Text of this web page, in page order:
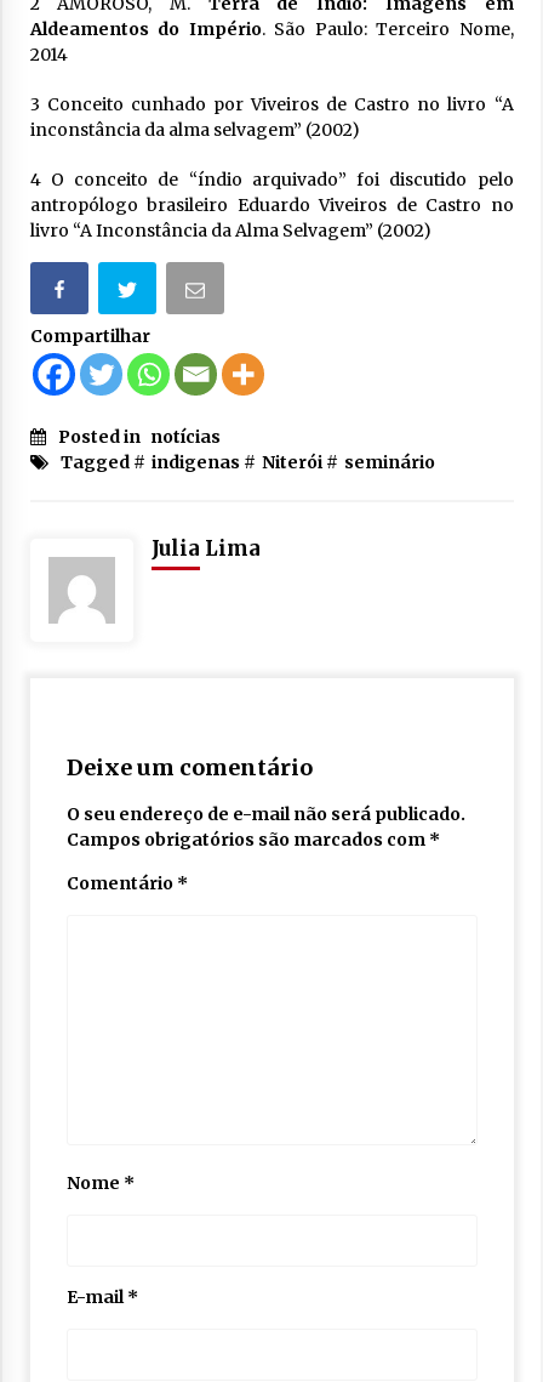
Aldeamentos do Império. São Paulo: Terceiro Nome,
2014
3 Conceito cunhado por Viveiros de Castro no livro “A
inconstância da alma selvagem” (2002)
4 O conceito de “índio arquivado” foi discutido pelo
antropólogo brasileiro Eduardo Viveiros de Castro no
livro “A Inconstância da Alma Selvagem” (2002)
Compartilhar
Posted in notícias
Tagged # indigenas # Niterói# seminário
Julia Lima
Deixe um comentário
O seu endereço de e-mail não será publicado.
Campos obrigatórios são marcados com *
Comentário *
Nome *
E-mail*